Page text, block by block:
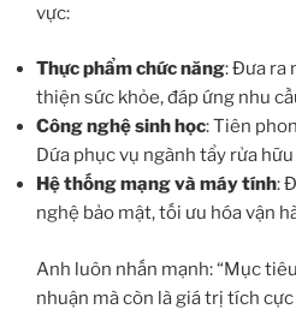
vực:
Thực phẩm chức năng: Đưa ra
thiện sức khỏe, đáp ứng nhu
Công nghệ sinh học: Tiên
Dứa phục vụ ngành tẩy rửa
Hệ thống mạng và máy tính:
nghệ bảo mật, tối ưu hóa vận
Anh luôn nhấn mạnh: “Mục
nhuận mà còn là giá trị tích cực